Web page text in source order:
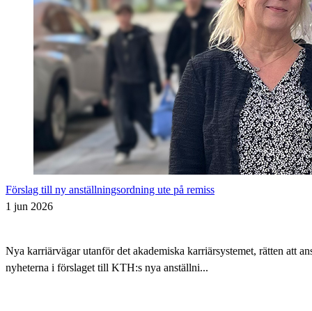
Förslag till ny anställningsordning ute på remiss
1 jun 2026
Nya karriärvägar utanför det akademiska karriärsystemet, rätten att
nyheterna i förslaget till KTH:s nya anställni...